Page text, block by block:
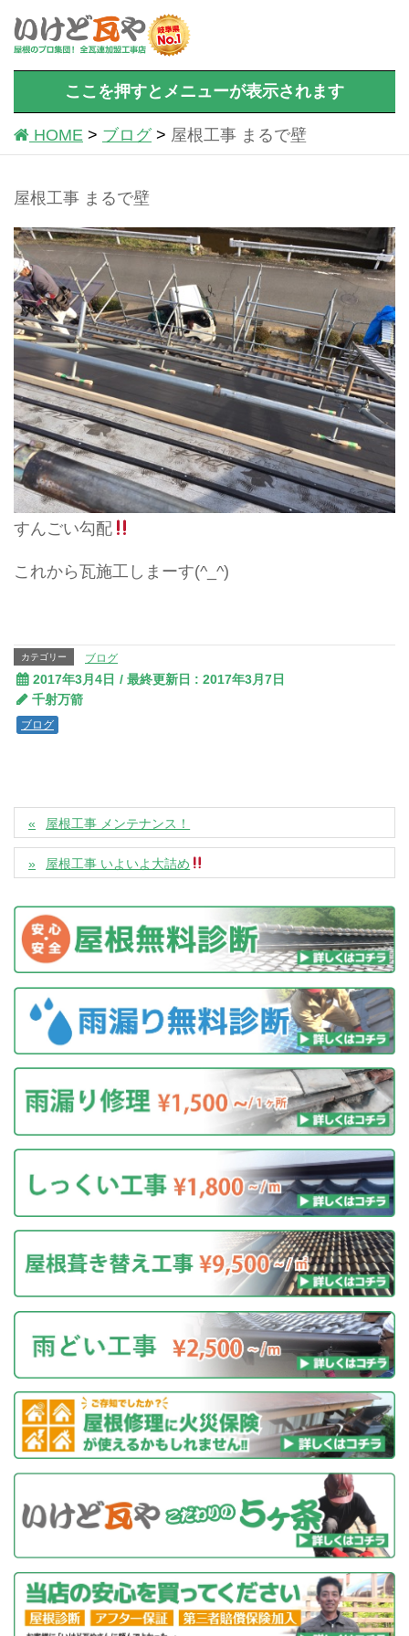
ここを押すとメニューが表示されます
HOME ブログ 屋根工事 まるで壁
屋根工事 まるで壁
すんごい勾配
これから瓦施工しまーす(^_^)
カテゴリー ブログ
2017年3月4日 / 最終更新日 : 2017年3月7日
千射万箭
ブログ
屋根工事 メンテナンス！
屋根工事 いよいよ大詰め